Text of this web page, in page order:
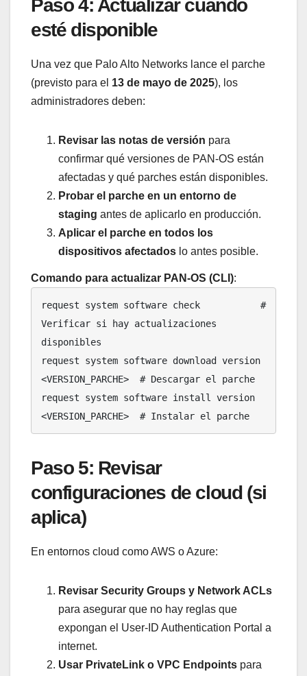
Paso 4: Actualizar cuando
esté disponible
Una vez que Palo Alto Networks lance el parche
(previsto para el 13 de mayo de 2025), los
administradores deben:
Revisar las notas de versión para
confirmar qué versiones de PAN-OS están
afectadas y qué parches están disponibles.
Probar el parche en un entorno de
staging antes de aplicarlo en producción.
Aplicar el parche en todos los
dispositivos afectados lo antes posible.
Comando para actualizar PAN-OS (CLI):
request system software check           #
Verificar si hay actualizaciones
disponibles
request system software download version
<VERSION_PARCHE>  # Descargar el parche
request system software install version
<VERSION_PARCHE>  # Instalar el parche
Paso 5: Revisar
configuraciones de cloud (si
aplica)
En entornos cloud como AWS o Azure:
Revisar Security Groups y Network ACLs
para asegurar que no hay reglas que
expongan el User-ID Authentication Portal a
internet.
Usar PrivateLink o VPC Endpoints para